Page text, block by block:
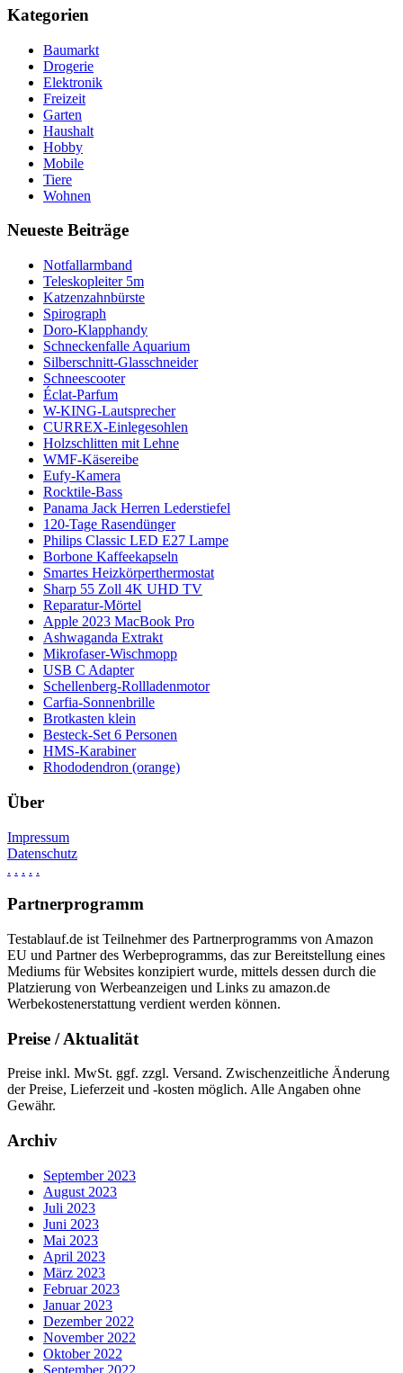
Kategorien
Baumarkt
Drogerie
Elektronik
Freizeit
Garten
Haushalt
Hobby
Mobile
Tiere
Wohnen
Neueste Beiträge
Notfallarmband
Teleskopleiter 5m
Katzenzahnbürste
Spirograph
Doro-Klapphandy
Schneckenfalle Aquarium
Silberschnitt-Glasschneider
Schneescooter
Éclat-Parfum
W-KING-Lautsprecher
CURREX-Einlegesohlen
Holzschlitten mit Lehne
WMF-Käsereibe
Eufy-Kamera
Rocktile-Bass
Panama Jack Herren Lederstiefel
120-Tage Rasendünger
Philips Classic LED E27 Lampe
Borbone Kaffeekapseln
Smartes Heizkörperthermostat
Sharp 55 Zoll 4K UHD TV
Reparatur-Mörtel
Apple 2023 MacBook Pro
Ashwaganda Extrakt
Mikrofaser-Wischmopp
USB C Adapter
Schellenberg-Rollladenmotor
Carfia-Sonnenbrille
Brotkasten klein
Besteck-Set 6 Personen
HMS-Karabiner
Rhododendron (orange)
Über
Impressum
Datenschutz
. . . . .
Partnerprogramm
Testablauf.de ist Teilnehmer des Partnerprogramms von Amazon
EU und Partner des Werbeprogramms, das zur Bereitstellung eines
Mediums für Websites konzipiert wurde, mittels dessen durch die
Platzierung von Werbeanzeigen und Links zu amazon.de
Werbekostenerstattung verdient werden können.
Preise / Aktualität
Preise inkl. MwSt. ggf. zzgl. Versand. Zwischenzeitliche Änderung
der Preise, Lieferzeit und -kosten möglich. Alle Angaben ohne
Gewähr.
Archiv
September 2023
August 2023
Juli 2023
Juni 2023
Mai 2023
April 2023
März 2023
Februar 2023
Januar 2023
Dezember 2022
November 2022
Oktober 2022
September 2022